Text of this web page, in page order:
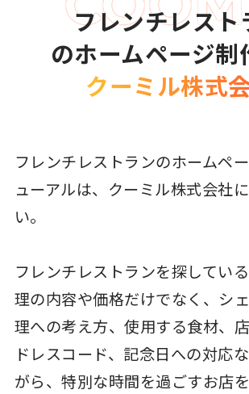
フレンチレスト
のホームページ制
クーミル株式
フレンチレストランのホームペ
ューアルは、クーミル株式会社
い。
フレンチレストランを探してい
理の内容や価格だけでなく、シ
理への考え方、使用する食材、
ドレスコード、記念日への対応
がら、特別な時間を過ごすお店